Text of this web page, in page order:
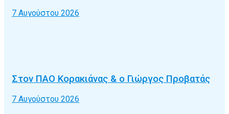
7 Αυγούστου 2026
Στον ΠΑΟ Κορακιάνας & ο Γιώργος Προβατάς
7 Αυγούστου 2026